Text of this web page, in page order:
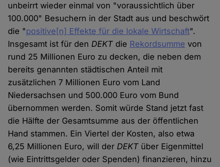
unbeirrt wieder einmal von "voraussichtlich über
100.000" Besuchern in der Stadt aus und beschwört
die "positive[n] Effekte für die lokale Wirtschaft".
Insgesamt ist für denDEKT die Rekordsumme von
rund 25 Millionen Euro zu decken, die neben dem
bereits genannten städtischen Anteil mit
zusätzlichen 7 Millionen Euro vom Land
Niedersachsen und 500.000 Euro vom Bund
übernommen werden. Somit würde Stand jetzt fast
die Hälfte der Gesamtsumme aus der öffentlichen
Hand stammen. Ein Viertel der Kosten, also etwa
6,25 Millionen Euro, will derDEKT über Eigenmittel
(wie Eintrittsgelder oder Spenden) finanzieren, hinzu